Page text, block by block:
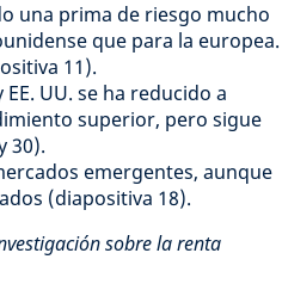
una prima de riesgo mucho
que para la europea.
11).
UU. se ha reducido a
superior, pero sigue
30).
emergentes, aunque
(diapositiva 18).
sobre la renta